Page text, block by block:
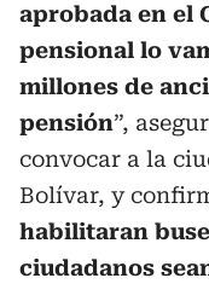
aprobada en el
pensional lo
millones de
pensión”,
convocar a la
Bolívar, y
habilitaran
ciudadanos